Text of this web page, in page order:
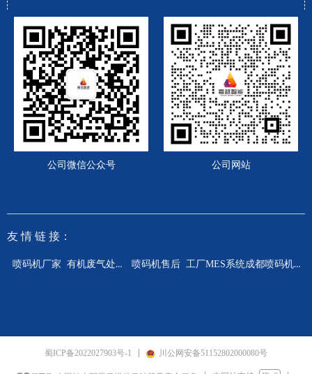
公司微信公众号 公司网站
友 情 链 接：
喷码机厂家 有机废气处理设备 喷码机售后 工厂MES系统 成都喷码机厂家
蜀ICP备2022027903号-1 川公网安备51152802000080号